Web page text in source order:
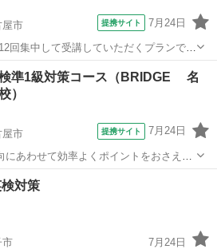
市 提携サイト 7月24日
回集中して受講していただくプランで
効果があります。講師は英検の面接委
でも効果的な面接受験をお手伝いでき
験の...
準1級対策コース（BRIDGE 名
）
市 提携サイト 7月24日
あわせて効率よくポイントをおさえて
回しは繰り返し学習します。 二次試験
対策
市
7月24日